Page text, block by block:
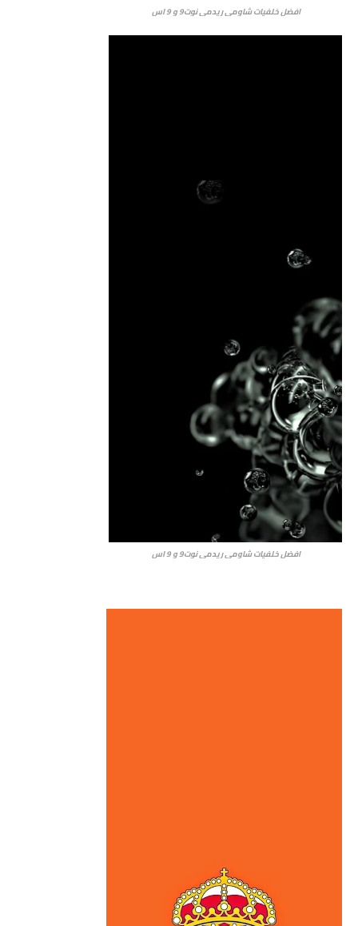
افضل خلفيات شاومي ريدمي نوت9 و 9 اس
افضل خلفيات شاومي ريدمي نوت9 و 9 اس